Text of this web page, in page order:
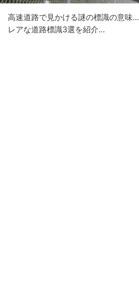
高速道路で見かける謎の標識の意味…
レアな道路標識3選を紹介…